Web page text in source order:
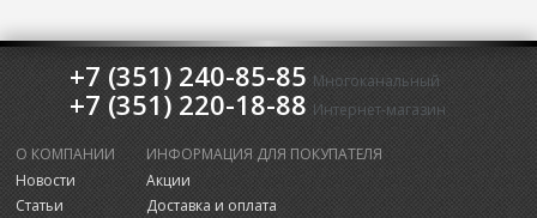
+7 (351) 240-85-85 Многоканальный
+7 (351) 220-18-88 Интернет-магазин
О КОМПАНИИ
Новости
Статьи
ИНФОРМАЦИЯ ДЛЯ ПОКУПАТЕЛЯ
Акции
Доставка и оплата